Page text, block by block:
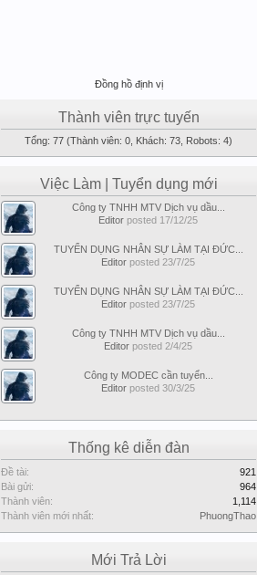
Đồng hồ định vị
Thành viên trực tuyến
Tổng: 77 (Thành viên: 0, Khách: 73, Robots: 4)
Việc Làm | Tuyển dụng mới
Công ty TNHH MTV Dịch vụ dầu...
Editor posted 17/12/25
TUYỂN DỤNG NHÂN SỰ LÀM TẠI ĐỨC...
Editor posted 23/7/25
TUYỂN DỤNG NHÂN SỰ LÀM TẠI ĐỨC...
Editor posted 23/7/25
Công ty TNHH MTV Dịch vụ dầu...
Editor posted 2/4/25
Công ty MODEC cần tuyển...
Editor posted 30/3/25
Thống kê diễn đàn
Đề tài:
921
Bài gửi:
964
Thành viên:
1,114
Thành viên mới nhất:
PhuongThao
Mới Trả Lời